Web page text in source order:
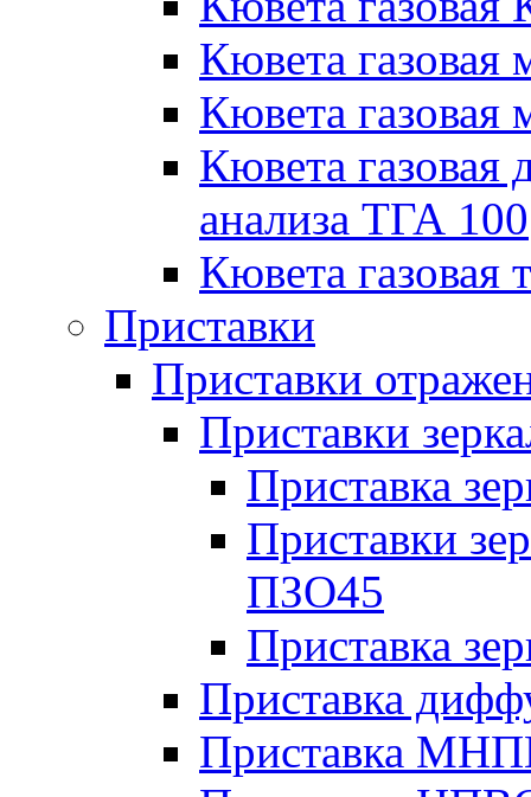
Кювета газовая
Кювета газовая
Кювета газовая
анализа ТГА 100
Кювета газовая
Приставки
Приставки
Приставки
Приставка
Приставки
ПЗО45
Приставка
Приставка
Приставка